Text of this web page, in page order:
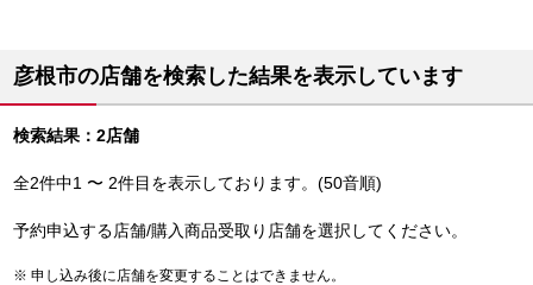
彦根市の店舗を検索した結果を表示しています
検索結果：2店舗
全2件中1 〜 2件目を表示しております。(50音順)
予約申込する店舗/購入商品受取り店舗を選択してください。
申し込み後に店舗を変更することはできません。